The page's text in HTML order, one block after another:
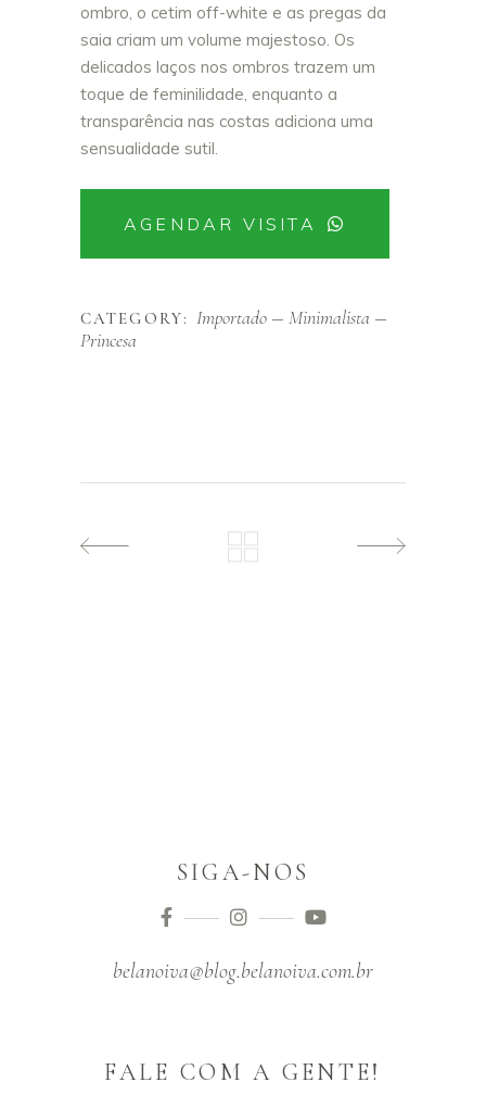
ombro, o cetim off-white e as pregas da
saia criam um volume majestoso. Os
delicados laços nos ombros trazem um
toque de feminilidade, enquanto a
transparência nas costas adiciona uma
sensualidade sutil.
AGENDAR VISITA
CATEGORY: Importado
Minimalista
Princesa
SIGA-NOS
belanoiva@blog.belanoiva.com.br
FALE COM A GENTE!